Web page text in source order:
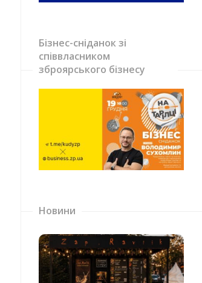
Бізнес-сніданок зі
співвласником
зброярського бізнесу
Новини